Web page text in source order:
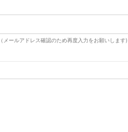
（メールアドレス確認のため再度入力をお願いします)